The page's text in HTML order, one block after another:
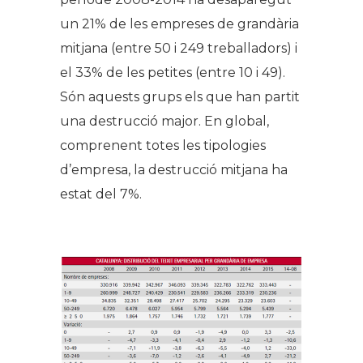
un 21% de les empreses de grandària
mitjana (entre 50 i 249 treballadors) i
el 33% de les petites (entre 10 i 49).
Són aquests grups els que han partit
una destrucció major. En global,
comprenent totes les tipologies
d’empresa, la destrucció mitjana ha
estat del 7%.